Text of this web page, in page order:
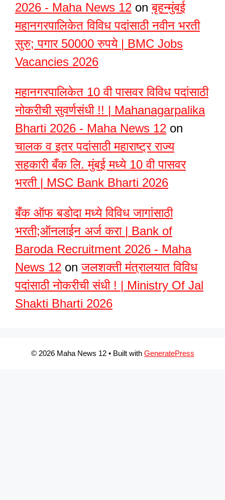
2026 - Maha News 12 onबृहन्मुंबई
महानगरपालिकेत विविध पदांसाठी नवीन भरती
सुरु; पगार 50000 रुपये | BMC Jobs
Vacancies 2026
महानगरपालिकेत 10 वी पासवर विविध पदांसाठी
नोकरीची सुवर्णसंधी !! | Mahanagarpalika
Bharti 2026 - Maha News 12 on
चालक व इतर पदांसाठी महाराष्ट्र राज्य
सहकारी बँक लि. मुंबई मध्ये 10 वी पासवर
भरती | MSC Bank Bharti 2026
बँक ऑफ बडोदा मध्ये विविध जागांसाठी
भरती;ऑनलाईन अर्ज करा | Bank of
Baroda Recruitment 2026 - Maha
News 12 onजलशक्ती मंत्रालयात विविध
पदांसाठी नोकरीची संधी ! | Ministry Of Jal
Shakti Bharti 2026
© 2026 Maha News 12• Built with GeneratePress